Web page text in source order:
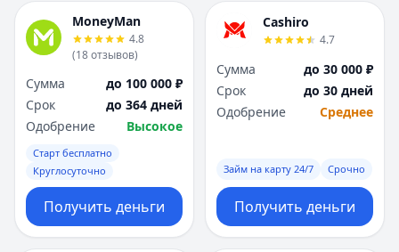
Я
Вся Россия
Я
Вся Россия
MoneyMan
4.8
(18отзывов)
Сумма
до 100 000 ₽
Срок
до 364 дней
Одобрение
Высокое
Старт бесплатно
Круглосуточно
Получить деньги
Cashiro
4.7
Сумма
до 30 000 ₽
Срок
до 30 дней
Одобрение
Среднее
Займ на карту 24/7 Срочно
Получить деньги